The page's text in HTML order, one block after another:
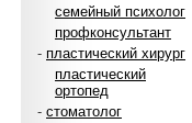
семейный психолог
профконсультант
- пластический хирург
пластический
ортопед
- стоматолог